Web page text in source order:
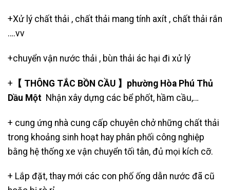
+Xử lý chất thải , chất thải mang tính axít , chất thải rắn
….vv
+chuyển vận nước thải , bùn thải ác hại đi xử lý
+ 【 THÔNG TẮC BỒN CẦU 】phường Hòa Phú Thủ
Dầu Một Nhận xây dựng các bể phốt, hầm cầu,…
+ cung ứng nhà cung cấp chuyên chở những chất thải
trong khoảng sinh hoạt hay phân phối công nghiệp
bằng hệ thống xe vận chuyển tối tân, đủ mọi kích cỡ.
+ Lắp đặt, thay mới các con phố ống dẫn nước đã cũ